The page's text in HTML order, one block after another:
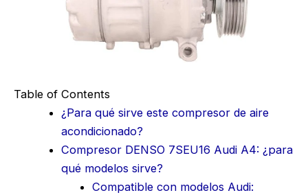
Table of Contents
¿Para qué sirve este compresor de aire
acondicionado?
Compresor DENSO 7SEU16 Audi A4: ¿para
qué modelos sirve?
Compatible con modelos Audi: